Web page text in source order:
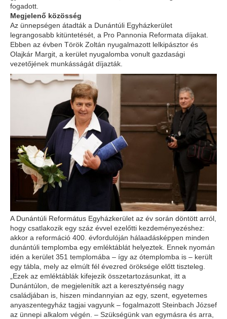
fogadott.
Megjelenő közösség
Az ünnepségen átadták a Dunántúli Egyházkerület
legrangosabb kitüntetését, a Pro Pannonia Reformata díjakat.
Ebben az évben Török Zoltán nyugalmazott lelkipásztor és
Olajkár Margit, a kerület nyugalomba vonult gazdasági
vezetőjének munkásságát díjazták.
A Dunántúli Református Egyházkerület az év során döntött arról,
hogy csatlakozik egy száz évvel ezelőtti kezdeményezéshez:
akkor a reformáció 400. évfordulóján hálaadásképpen minden
dunántúli templomba egy emléktáblát helyeztek. Ennek nyomán
idén a kerület 351 templomába – így az ótemplomba is – került
egy tábla, mely az elmúlt fél évezred öröksége előtt tiszteleg.
„Ezek az emléktáblák kifejezik összetartozásunkat, itt a
Dunántúlon, de megjelenítik azt a keresztyénség nagy
családjában is, hiszen mindannyian az egy, szent, egyetemes
anyaszentegyház tagjai vagyunk – fogalmazott Steinbach József
az ünnepi alkalom végén. – Szükségünk van egymásra és arra,